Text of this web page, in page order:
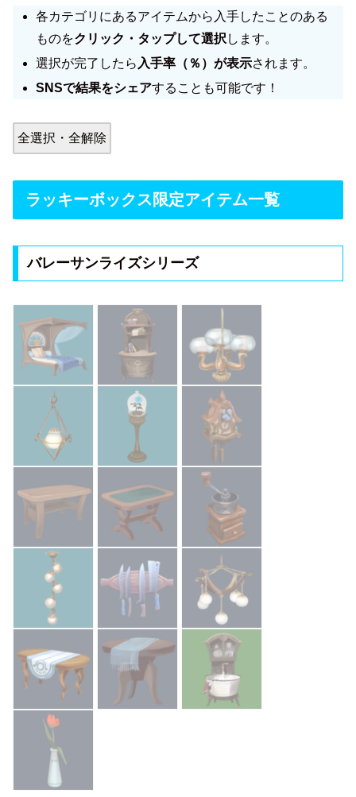
各カテゴリにあるアイテムから入手したことのある
ものをクリック・タップして選択 します。
選択が完了したら 入手率（％）が表示されます。
SNSで結果をシェアすることも可能です！
全選択・全解除
ラッキーボックス限定アイテム一覧
バレーサンライズシリーズ